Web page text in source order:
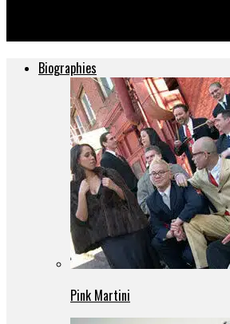
Biographies
Pink Martini